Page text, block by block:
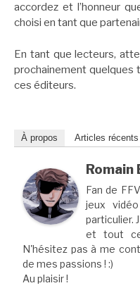
accordez et l’honneur
choisi en tant que
En tant que lecteurs,
prochainement quelques
ces éditeurs.
À propos Articles récents
Fan de
jeux
particulier.
et tout
N'hésitez pas à me
de mes passions ! :)
Au plaisir !